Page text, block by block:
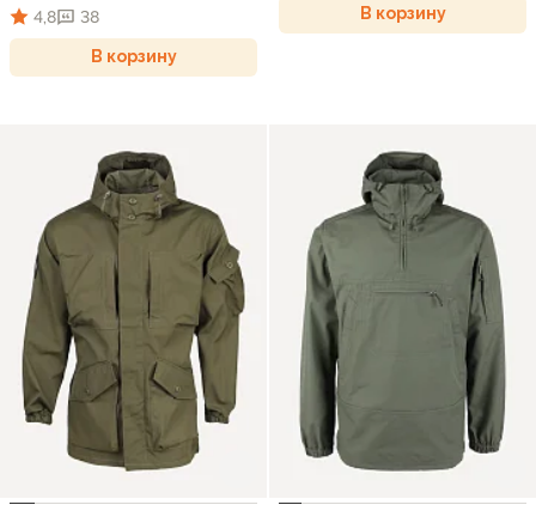
4,8 38
В корзину
В корзину